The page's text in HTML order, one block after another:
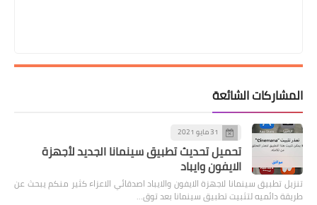
المشاركات الشائعة
31 مايو 2021
تحميل تحديث تطبيق سينمانا الجديد لأجهزة
الايفون وايباد
تنزيل تطبيق سينمانا لاجهزة الايفون والايباد اصدقائي الاعزاء كثير منكم يبحث عن
طريقة دائميه لتثبيت تطبيق سينمانا بعد توق…